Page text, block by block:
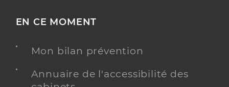
EN CE MOMENT
Mon bilan prévention
Annuaire de l'accessibilité des